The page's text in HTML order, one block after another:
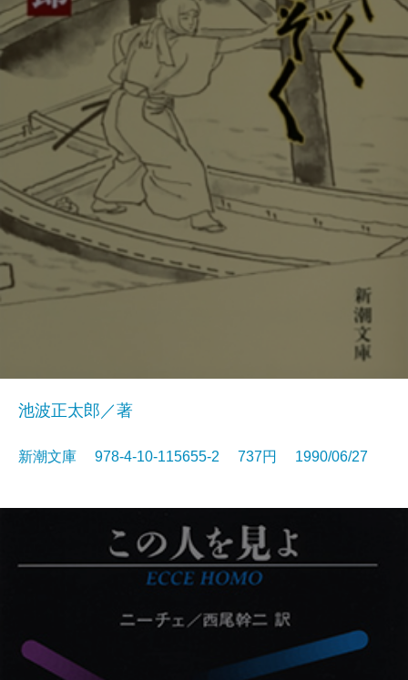
池波正太郎／著
新潮文庫 978-4-10-115655-2 737円 1990/06/27